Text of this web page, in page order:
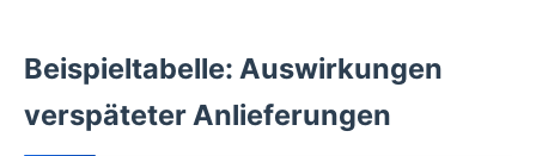
Beispieltabelle: Auswirkungen
verspäteter Anlieferungen